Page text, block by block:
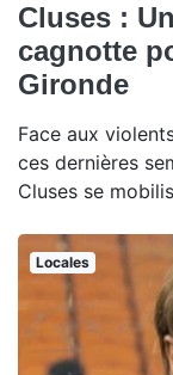
Cluses :
cagnotte
Gironde
Face aux
ces dernières
Cluses se
Locales